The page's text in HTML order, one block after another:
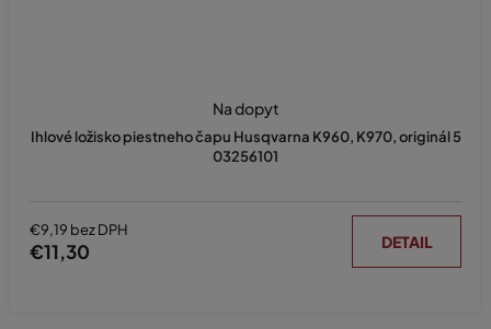
Ihlové ložisko piestneho čapu Husqvarna K960, K970, originál 5
03256101
Na dopyt
€9,19 bez DPH
€11,30 DETAIL